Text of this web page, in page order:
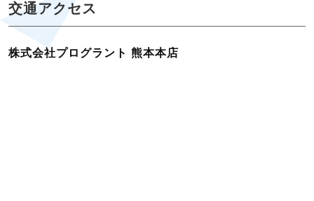
交通アクセス
株式会社プログラント 熊本本店